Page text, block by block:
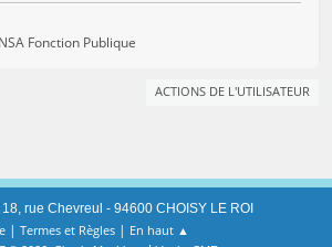
Fonction Publique
ACTIONS DE L'UTILISATEUR
rue Chevreul - 94600 CHOISY LE ROI
| Termes et Règles| En haut ▲